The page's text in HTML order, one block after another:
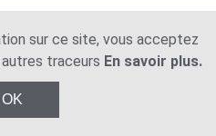
sur ce site, vous acceptez
traceurs En savoir plus.
OK